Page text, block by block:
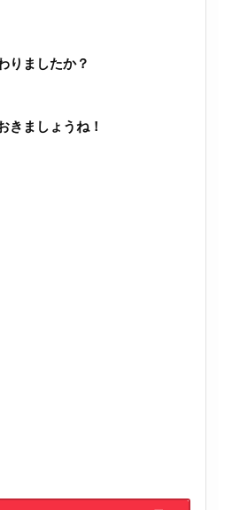
りましたか？
きましょうね！